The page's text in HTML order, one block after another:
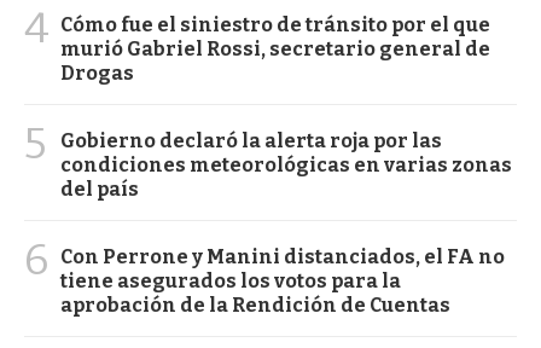
4 Cómo fue el siniestro de tránsito por el que
murió Gabriel Rossi, secretario general de
Drogas
5
Gobierno declaró la alerta roja por las
condiciones meteorológicas en varias zonas
del país
6
Con Perrone y Manini distanciados, el FA no
tiene asegurados los votos para la
aprobación de la Rendición de Cuentas